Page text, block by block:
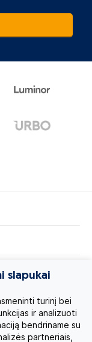
slapukai
turinį bei
ir analizuoti
bendriname su
partneriais,